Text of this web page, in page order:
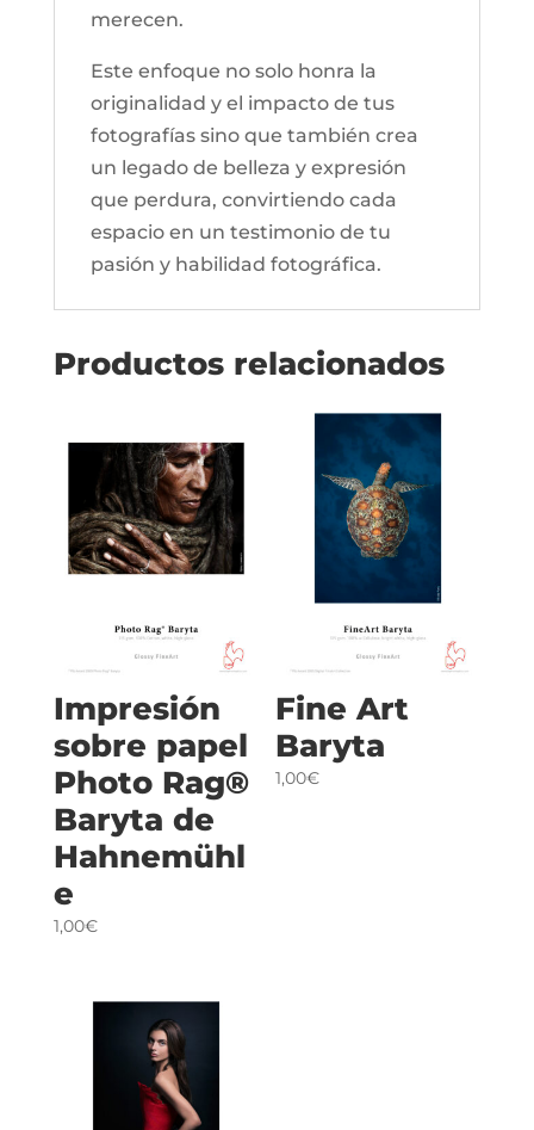
merecen.
Este enfoque no solo honra la
originalidad y el impacto de tus
fotografías sino que también crea
un legado de belleza y expresión
que perdura, convirtiendo cada
espacio en un testimonio de tu
pasión y habilidad fotográfica.
Productos relacionados
Impresión
sobre papel
Photo Rag®
Baryta de
Hahnemühl
e
1,00€
Fine Art
Baryta
1,00€